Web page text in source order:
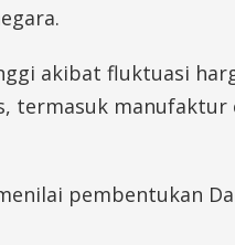
akibat fluktuasi
termasuk
pembentukan